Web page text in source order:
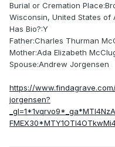
Burial or Cremation
Wisconsin, United States of
Has Bio?:Y
Father:Charles Thurman
Mother:Ada Elizabeth
Spouse:Andrew Jorgensen
https://
jorgensen?